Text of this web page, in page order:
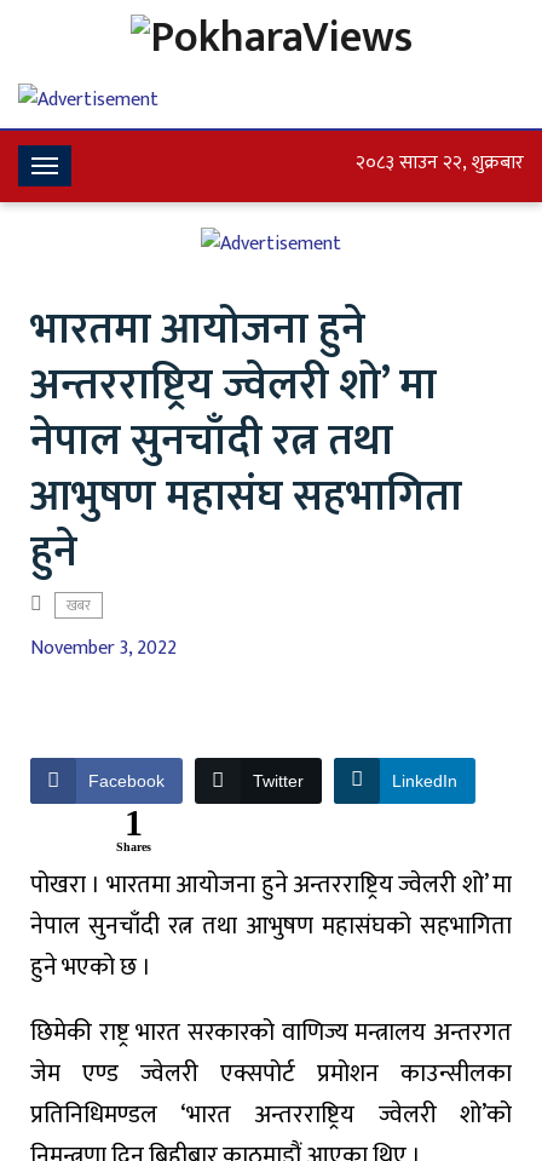
Toggle
Navigation
२०८३ साउन २२, शुक्रबार
भारतमा आयोजना हुने
अन्तरराष्ट्रिय ज्वेलरी शो’ मा
नेपाल सुनचाँदी रत्न तथा
आभुषण महासंघ सहभागिता
हुने
खबर
November 3, 2022
Facebook Twitter LinkedIn
1
Shares
पोखरा । भारतमा आयोजना हुने अन्तरराष्ट्रिय ज्वेलरी शो’ मा
नेपाल सुनचाँदी रत्न तथा आभुषण महासंघको सहभागिता
हुने भएको छ ।
छिमेकी राष्ट्र भारत सरकारको वाणिज्य मन्त्रालय अन्तरगत
जेम एण्ड ज्वेलरी एक्सपोर्ट प्रमोशन काउन्सीलका
प्रतिनिधिमण्डल ‘भारत अन्तरराष्ट्रिय ज्वेलरी शो’को